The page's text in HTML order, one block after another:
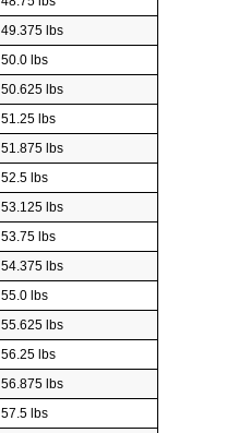
49.375 lbs
50.0 lbs
50.625 lbs
51.25 lbs
51.875 lbs
52.5 lbs
53.125 lbs
53.75 lbs
54.375 lbs
55.0 lbs
55.625 lbs
56.25 lbs
56.875 lbs
57.5 lbs